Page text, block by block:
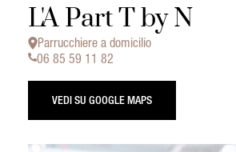
L'A Part T by N
Parrucchiere a domicilio
06 85 59 11 82
VEDI SU GOOGLE MAPS